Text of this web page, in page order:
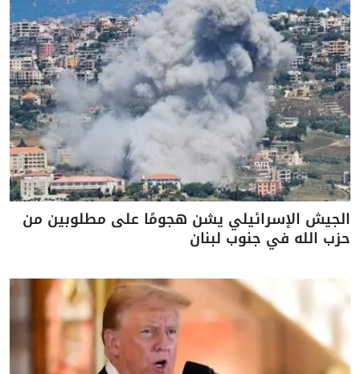
الجيش الإسرائيلي يشن هجومًا على مطلوبين من
حزب الله في جنوب لبنان